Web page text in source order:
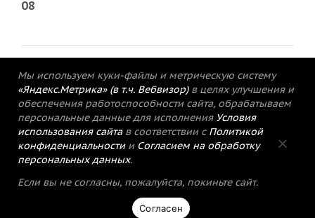
08
© 2015-2021 Редакция газеты «Кимрский
вестник».
Политика конфиденциальности
Мы используем куки-файлы и метрическую систему
«Яндекс.Метрика» (в т.ч. Вебвизор) в целях улучшения и
обеспечения работоспособности сайта, обрабатываем
персональные данные для исполнения Условия
использования сайтав соответствии с Политикой
конфиденциальностии Согласием на обработку
персональных данных.
Если вы не согласны, пожалуйста, покиньте сайт.
Согласен